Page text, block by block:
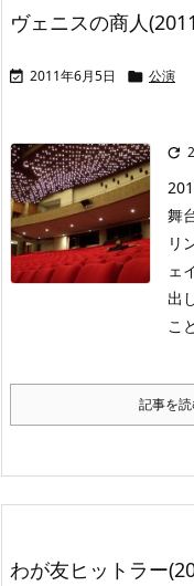
ヴェニスの商人
 2011年6月5日  公演

舞
リ
ェ
出
こ
記事を
わが友ヒットラー